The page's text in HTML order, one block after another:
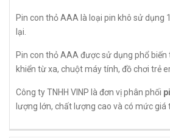
Pin con thỏ AAA là loại pin khô sử dụng
lại.
Pin con thỏ AAA được sử dụng phổ biến
khiển từ xa, chuột máy tính, đồ chơi trẻ
Công ty TNHH VINP là đơn vị phân phối
lượng lớn, chất lượng cao và có mức giá